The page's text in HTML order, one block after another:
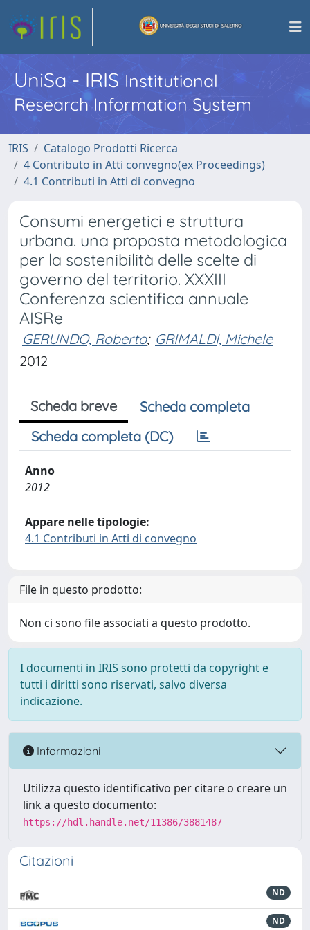
UniSa - IRISInstitutional
Research Information System
IRIS
Catalogo Prodotti Ricerca
4 Contributo in Atti convegno(ex Proceedings)
4.1 Contributi in Atti di convegno
Consumi energetici e struttura
urbana. una proposta metodologica
per la sostenibilità delle scelte di
governo del territorio. XXXIII
Conferenza scientifica annuale
AISRe
GERUNDO, Roberto; GRIMALDI, Michele
2012
Scheda breve
Scheda completa
Scheda completa (DC)
Anno
2012
Appare nelle tipologie:
4.1 Contributi in Atti di convegno
File in questo prodotto:
Non ci sono file associati a questo prodotto.
I documenti in IRIS sono protetti da copyright e
tutti i diritti sono riservati, salvo diversa
indicazione.
Informazioni
Utilizza questo identificativo per citare o creare un
link a questo documento:
https://hdl.handle.net/11386/3881487
Citazioni
ND
ND